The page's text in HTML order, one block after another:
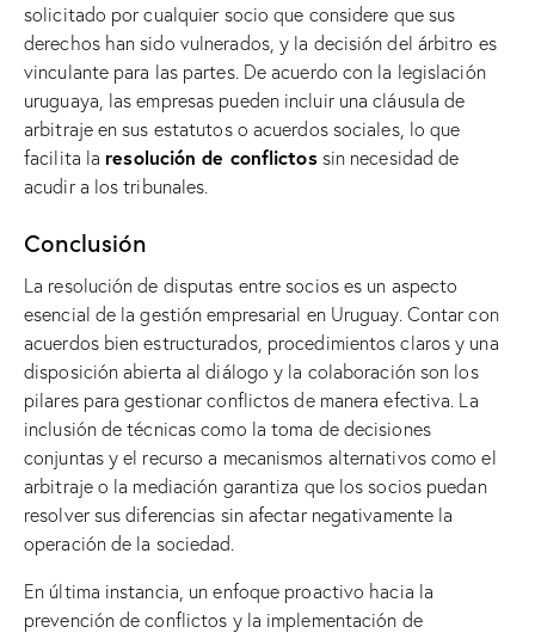
solicitado por cualquier socio que considere que sus
derechos han sido vulnerados, y la decisión del árbitro es
vinculante para las partes. De acuerdo con la legislación
uruguaya, las empresas pueden incluir una cláusula de
arbitraje en sus estatutos o acuerdos sociales, lo que
facilita la resolución de conflictossin necesidad de
acudir a los tribunales.
Conclusión
La resolución de disputas entre socios es un aspecto
esencial de la gestión empresarial en Uruguay. Contar con
acuerdos bien estructurados, procedimientos claros y una
disposición abierta al diálogo y la colaboración son los
pilares para gestionar conflictos de manera efectiva. La
inclusión de técnicas como la toma de decisiones
conjuntas y el recurso a mecanismos alternativos como el
arbitraje o la mediación garantiza que los socios puedan
resolver sus diferencias sin afectar negativamente la
operación de la sociedad.
En última instancia, un enfoque proactivo hacia la
prevención de conflictos y la implementación de